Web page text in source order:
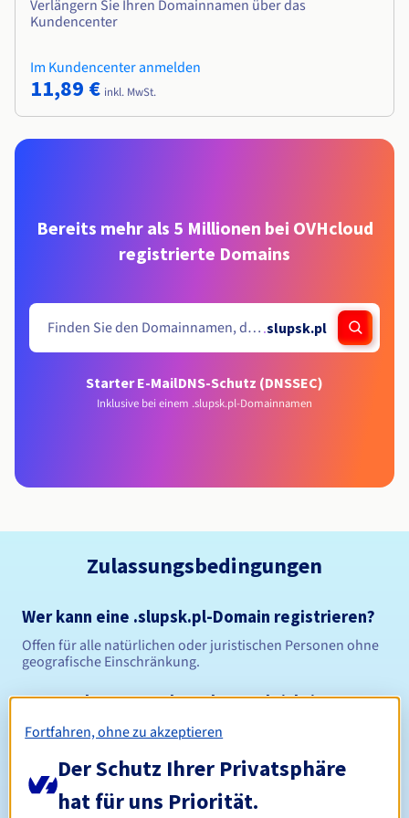
Verlängern Sie Ihren Domainnamen über das
Kundencenter
Im Kundencenter anmelden
11,89 € inkl. MwSt.
Bereits mehr als 5 Millionen bei OVHcloud
registrierte Domains
.slupsk.pl
Starter E-MailDNS-Schutz (DNSSEC)
Inklusive bei einem .slupsk.pl-Domainnamen
Zulassungsbedingungen
Wer kann eine .slupsk.pl-Domain registrieren?
Offen für alle natürlichen oder juristischen Personen ohne
geografische Einschränkung.
Verwaltungsregeln und Benachrichtigungen
Fortfahren, ohne zu akzeptieren
Der Schutz Ihrer Privatsphäre
hat für uns Priorität.